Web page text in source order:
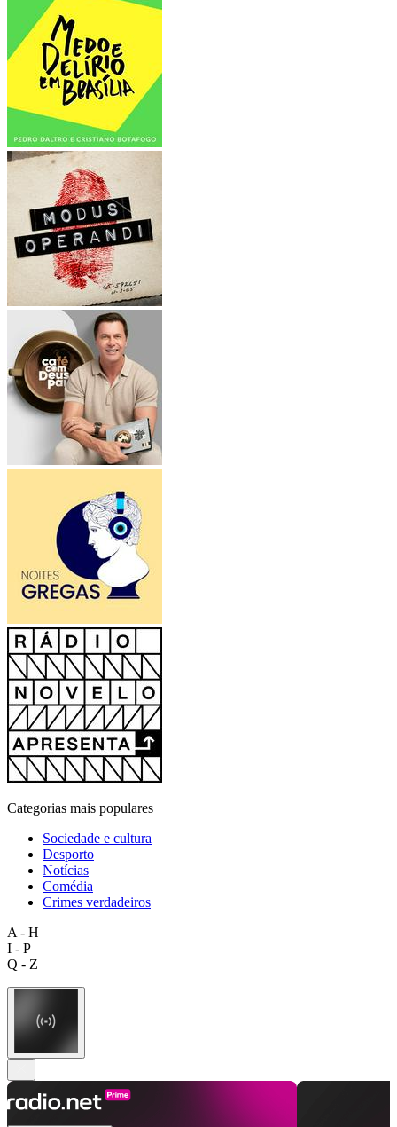
Categorias mais populares
Sociedade e cultura
Desporto
Notícias
Comédia
Crimes verdadeiros
A - H
I - P
Q - Z